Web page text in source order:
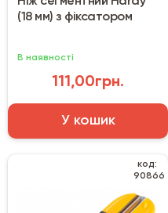
(18 мм) з фіксатором
В наявності
111,00грн.
У кошик
код:
90866